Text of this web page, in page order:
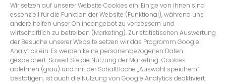
Wir setzen auf unserer Website Cookies ein. Einige von ihnen sind
essenziell für die Funktion der Website (Funktional), während uns
andere helfen unser Onlineangebot zu verbessern und
wirtschaftlich zu betreiben (Marketing). Zur statistischen Auswertung
der Besuche unserer Website setzen wir das Programm Google
Analytics ein. Es werden keine personenbezogenen Daten
gespeichert. Soweit Sie die Nutzung der Marketing-Cookies
ablehnen (grau) und mit der Schaltfläche „Auswahl speichern“
bestätigen, ist auch die Nutzung von Google Analytics deaktiviert.